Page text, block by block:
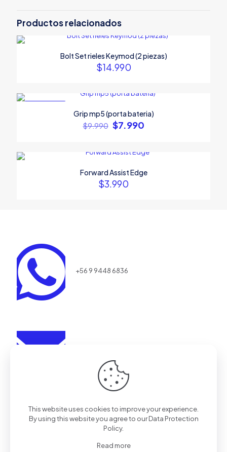
Productos relacionados
Bolt Set rieles Keymod (2 piezas)
$14.990
Grip mp5 (porta bateria)
$9.990 El
era:
$7.990El
es:
Forward Assist Edge
$3.990
+56 9 9448 6836
This website uses cookies to improve your experience.
By using this website you agree to ourData Protection
Policy.
Read more